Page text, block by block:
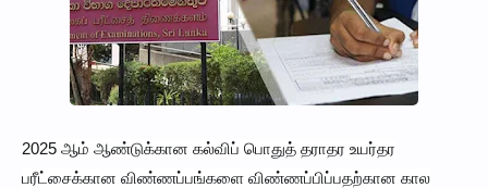
2025 ஆம் ஆண்டுக்கான கல்விப் பொதுத் தராதர உயர்தர
பரீட்சைக்கான விண்ணப்பங்களை விண்ணப்பிப்பதற்கான கால